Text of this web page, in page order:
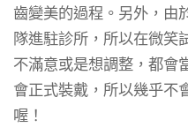
齒變美的過程。另外，由
隊進駐診所，所以在微笑
不滿意或是想調整，都會
會正式裝戴，所以幾乎不
喔！